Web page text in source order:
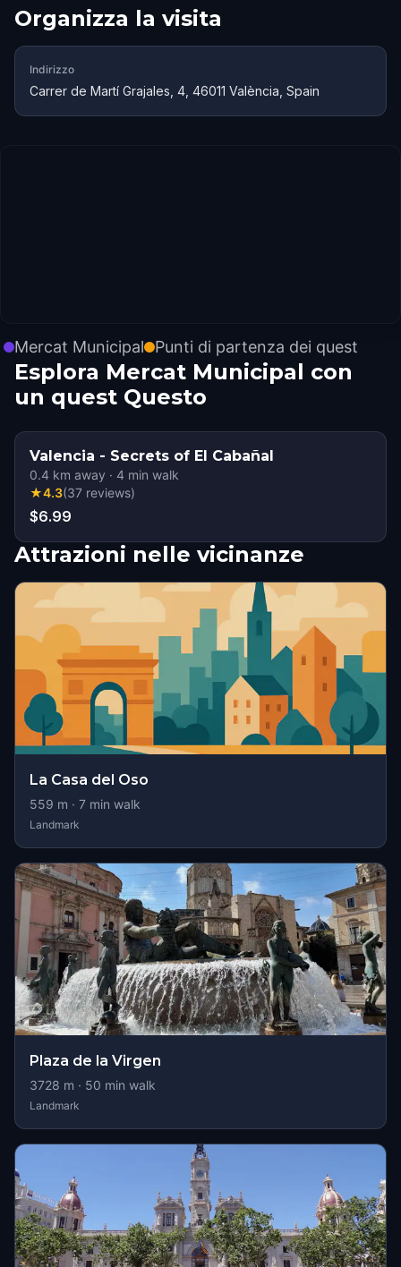
Organizza la visita
Indirizzo
Carrer de Martí Grajales, 4, 46011 València, Spain
Mercat Municipal Punti di partenza dei quest
Esplora Mercat Municipal con
un quest Questo
Valencia - Secrets of El Cabañal
0.4 km away · 4 min walk
★4.3(37 reviews)
$6.99
Attrazioni nelle vicinanze
La Casa del Oso
559 m · 7 min walk
Landmark
Plaza de la Virgen
3728 m · 50 min walk
Landmark